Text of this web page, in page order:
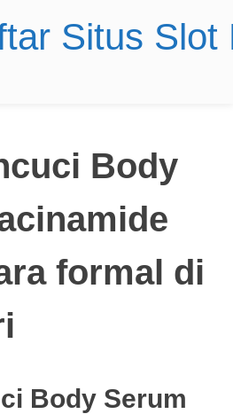
Situs Slot
Body
formal di
Body Serum